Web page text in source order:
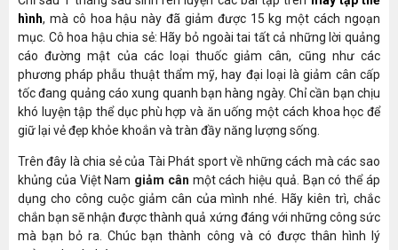
hình, mà cô hoa hậu này đã giảm được 15 kg một cách ngoạn
mục. Cô hoa hậu chia sẻ: Hãy bỏ ngoài tai tất cả những lời quảng
cáo đường mật của các loại thuốc giảm cân, cũng như các
phương pháp phẫu thuật thẩm mỹ, hay đại loại là giảm cân cấp
tốc đang quảng cáo xung quanh bạn hàng ngày. Chỉ cần bạn chịu
khó luyện tập thể dục phù hợp và ăn uống một cách khoa học để
giữ lại vẻ đẹp khỏe khoắn và tràn đầy năng lượng sống.
Trên đây là chia sẻ của Tài Phát sport về những cách mà các sao
khủng của Việt Nam giảm cân một cách hiệu quả. Bạn có thể áp
dụng cho công cuộc giảm cân của mình nhé. Hãy kiên trì, chắc
chắn bạn sẽ nhận được thành quả xứng đáng với những công sức
mà bạn bỏ ra. Chúc bạn thành công và có được thân hình lý